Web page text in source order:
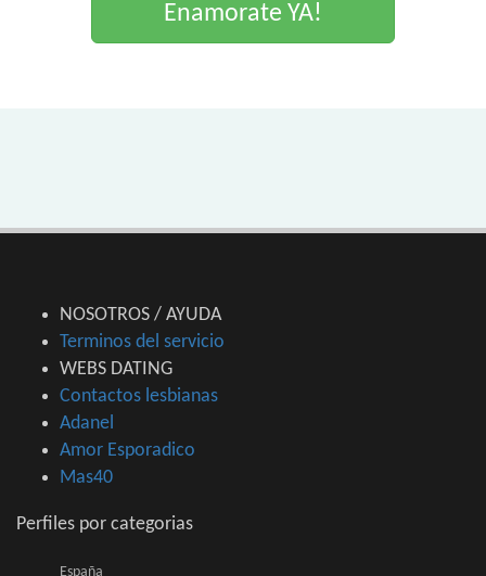
Enamorate YA!
NOSOTROS / AYUDA
Terminos del servicio
WEBS DATING
Contactos lesbianas
Adanel
Amor Esporadico
Mas40
Perfiles por categorias
España